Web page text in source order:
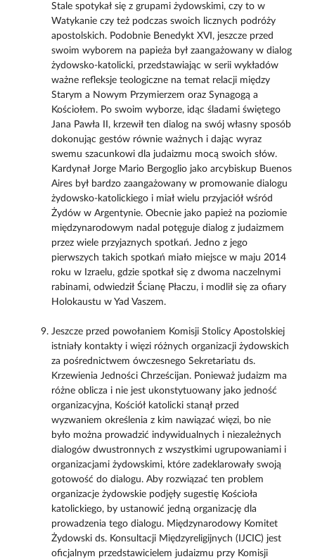
Stale spotykał się z grupami żydowskimi, czy to w
Watykanie czy też podczas swoich licznych podróży
apostolskich. Podobnie Benedykt XVI, jeszcze przed
swoim wyborem na papieża był zaangażowany w dialog
żydowsko-katolicki, przedstawiając w serii wykładów
ważne refleksje teologiczne na temat relacji między
Starym a Nowym Przymierzem oraz Synagogą a
Kościołem. Po swoim wyborze, idąc śladami świętego
Jana Pawła II, krzewił ten dialog na swój własny sposób
dokonując gestów równie ważnych i dając wyraz
swemu szacunkowi dla judaizmu mocą swoich słów.
Kardynał Jorge Mario Bergoglio jako arcybiskup Buenos
Aires był bardzo zaangażowany w promowanie dialogu
żydowsko-katolickiego i miał wielu przyjaciół wśród
Żydów w Argentynie. Obecnie jako papież na poziomie
międzynarodowym nadal potęguje dialog z judaizmem
przez wiele przyjaznych spotkań. Jedno z jego
pierwszych takich spotkań miało miejsce w maju 2014
roku w Izraelu, gdzie spotkał się z dwoma naczelnymi
rabinami, odwiedził Ścianę Płaczu, i modlił się za ofiary
Holokaustu w Yad Vaszem.
Jeszcze przed powołaniem Komisji Stolicy Apostolskiej
istniały kontakty i więzi różnych organizacji żydowskich
za pośrednictwem ówczesnego Sekretariatu ds.
Krzewienia Jedności Chrześcijan. Ponieważ judaizm ma
różne oblicza i nie jest ukonstytuowany jako jedność
organizacyjna, Kościół katolicki stanął przed
wyzwaniem określenia z kim nawiązać więzi, bo nie
było można prowadzić indywidualnych i niezależnych
dialogów dwustronnych z wszystkimi ugrupowaniami i
organizacjami żydowskimi, które zadeklarowały swoją
gotowość do dialogu. Aby rozwiązać ten problem
organizacje żydowskie podjęły sugestię Kościoła
katolickiego, by ustanowić jedną organizację dla
prowadzenia tego dialogu. Międzynarodowy Komitet
Żydowski ds. Konsultacji Międzyreligijnych (IJCIC) jest
oficjalnym przedstawicielem judaizmu przy Komisji